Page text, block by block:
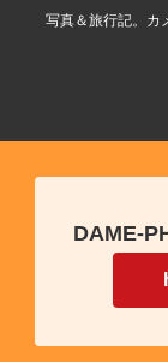
写真＆旅行記。カ
DAME-